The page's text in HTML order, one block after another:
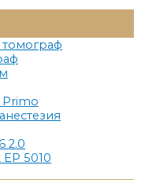
Меню
2.0
5010